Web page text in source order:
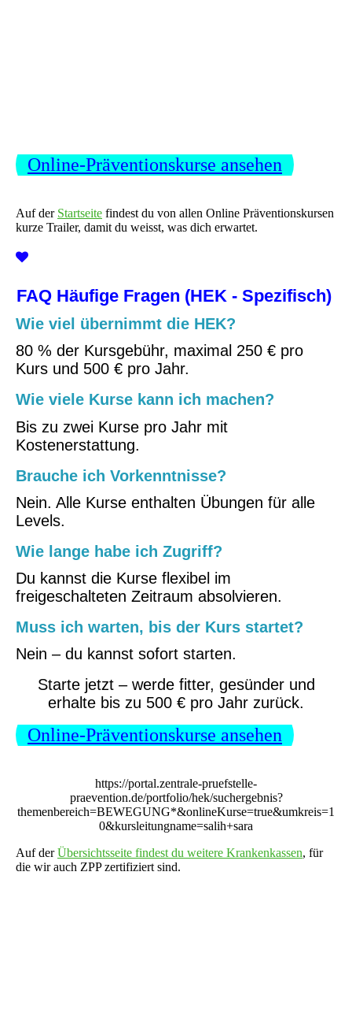
Online-Präventionskurse ansehen
Auf der Startseite findest du von allen Online Präventionskursen
kurze Trailer, damit du weisst, was dich erwartet.
FAQ Häufige Fragen (HEK - Spezifisch)
Wie viel übernimmt die HEK?
80 % der Kursgebühr, maximal 250 € pro
Kurs und 500 € pro Jahr.
Wie viele Kurse kann ich machen?
Bis zu zwei Kurse pro Jahr mit
Kostenerstattung.
Brauche ich Vorkenntnisse?
Nein. Alle Kurse enthalten Übungen für alle
Levels.
Wie lange habe ich Zugriff?
Du kannst die Kurse flexibel im
freigeschalteten Zeitraum absolvieren.
Muss ich warten, bis der Kurs startet?
Nein – du kannst sofort starten.
Starte jetzt – werde fitter, gesünder und
erhalte bis zu 500 € pro Jahr zurück.
Online-Präventionskurse ansehen
https://portal.zentrale-pruefstelle-
praevention.de/portfolio/hek/suchergebnis?
themenbereich=BEWEGUNG*&onlineKurse=true&umkreis=1
0&kursleitungname=salih+sara
Auf derÜbersichtsseite findest du weitere Krankenkassen, für
die wir auch ZPP zertifiziert sind.